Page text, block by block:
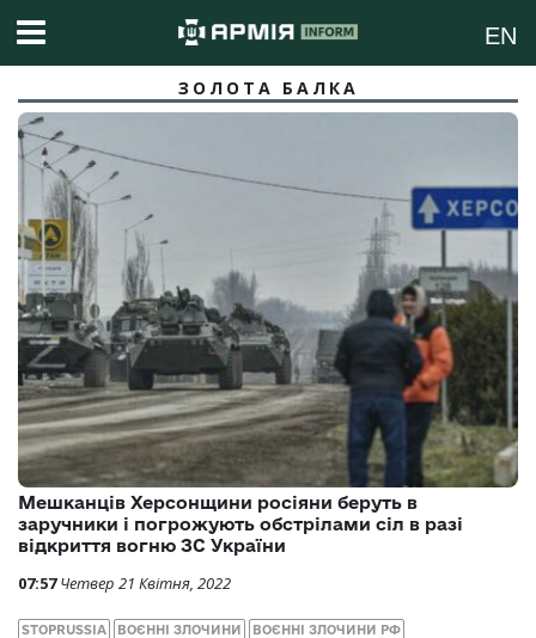
EN
ЗОЛОТА БАЛКА
Мешканців Херсонщини росіяни беруть в
заручники і погрожують обстрілами сіл в разі
відкриття вогню ЗС України
07:57 Четвер 21 Квітня, 2022
STOPRUSSIA ВОЄННІ ЗЛОЧИНИ ВОЄННІ ЗЛОЧИНИ РФ